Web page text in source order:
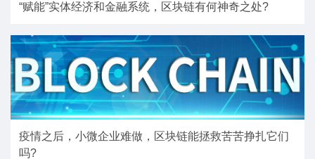
“赋能”实体经济和金融系统，区块链有何神奇之处?
疫情之后，小微企业难做，区块链能拯救苦苦挣扎它们
吗?